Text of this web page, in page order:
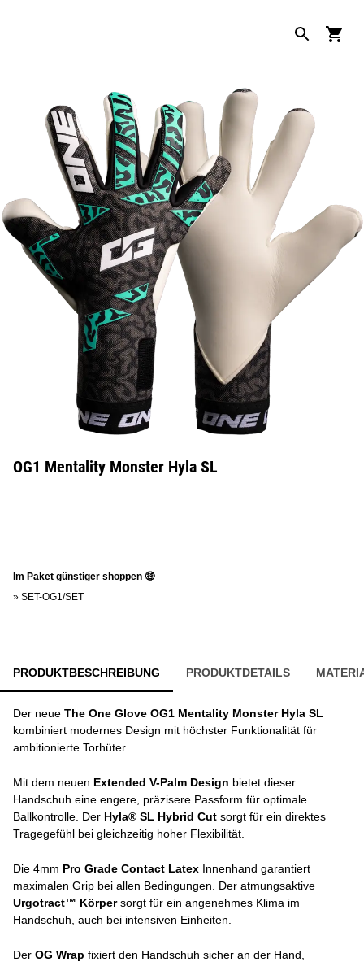
OG1 Mentality Monster Hyla SL
Im Paket günstiger shoppen 🤑
» SET-OG1/SET
PRODUKTBESCHREIBUNG PRODUKTDETAILS
Der neue The One Glove OG1 Mentality Monster Hyla SL
kombiniert modernes Design mit höchster Funktionalität für
ambitionierte Torhüter.
Mit dem neuen Extended V-Palm Design bietet dieser
Handschuh eine engere, präzisere Passform für optimale
Ballkontrolle. Der Hyla® SL Hybrid Cut sorgt für ein direktes
Tragegefühl bei gleichzeitig hoher Flexibilität.
Die 4mm Pro Grade Contact Latex Innenhand garantiert
maximalen Grip bei allen Bedingungen. Der atmungsaktive
Urgotract™ Körpersorgt für ein angenehmes Klima im
Handschuh, auch bei intensiven Einheiten.
Der OG Wrap fixiert den Handschuh sicher an der Hand,